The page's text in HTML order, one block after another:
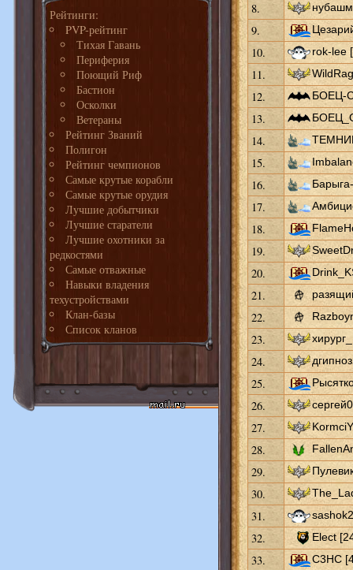
Рейтинги:
PVP-рейтинг
Тихая Гавань
Периферия
Поющий Риф
Бастион
Осколки
Ветераны
Рейтинг Званий
Полигон
Рейтинг чемпионов
Самые крутые корабли
Самые крутые орудия
Лучшие добытчики
Лучшие старатели
Лучшие охотники за
редкостями
Самые отважные
Навыки владения
техустройствами
Клан-базы
Список кланов
8.
9.
10. rok-lee
11.
12. БОЕЦ-
13.
14.
15.
16.
17.
18.
19.
20.
21.
22.
23.
24.
25.
26.
27.
28.
29.
30.
31.
32. Elect
33. С3НС